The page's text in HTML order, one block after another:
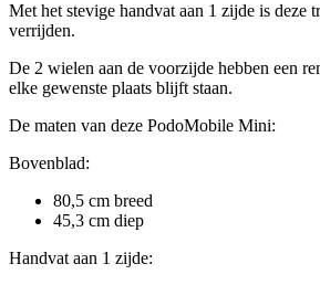
Met het stevige handvat aan 1 zijde is deze
verrijden.
De 2 wielen aan de voorzijde hebben een
elke gewenste plaats blijft staan.
De maten van deze PodoMobile Mini:
Bovenblad:
80,5 cm breed
45,3 cm diep
Handvat aan 1 zijde: